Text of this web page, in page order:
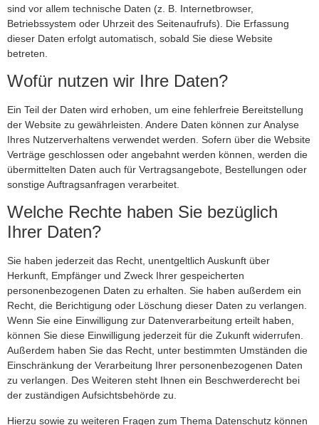
sind vor allem technische Daten (z. B. Internetbrowser,
Betriebssystem oder Uhrzeit des Seitenaufrufs). Die Erfassung
dieser Daten erfolgt automatisch, sobald Sie diese Website
betreten.
Wofür nutzen wir Ihre Daten?
Ein Teil der Daten wird erhoben, um eine fehlerfreie Bereitstellung
der Website zu gewährleisten. Andere Daten können zur Analyse
Ihres Nutzerverhaltens verwendet werden. Sofern über die Website
Verträge geschlossen oder angebahnt werden können, werden die
übermittelten Daten auch für Vertragsangebote, Bestellungen oder
sonstige Auftragsanfragen verarbeitet.
Welche Rechte haben Sie bezüglich
Ihrer Daten?
Sie haben jederzeit das Recht, unentgeltlich Auskunft über
Herkunft, Empfänger und Zweck Ihrer gespeicherten
personenbezogenen Daten zu erhalten. Sie haben außerdem ein
Recht, die Berichtigung oder Löschung dieser Daten zu verlangen.
Wenn Sie eine Einwilligung zur Datenverarbeitung erteilt haben,
können Sie diese Einwilligung jederzeit für die Zukunft widerrufen.
Außerdem haben Sie das Recht, unter bestimmten Umständen die
Einschränkung der Verarbeitung Ihrer personenbezogenen Daten
zu verlangen. Des Weiteren steht Ihnen ein Beschwerderecht bei
der zuständigen Aufsichtsbehörde zu.
Hierzu sowie zu weiteren Fragen zum Thema Datenschutz können